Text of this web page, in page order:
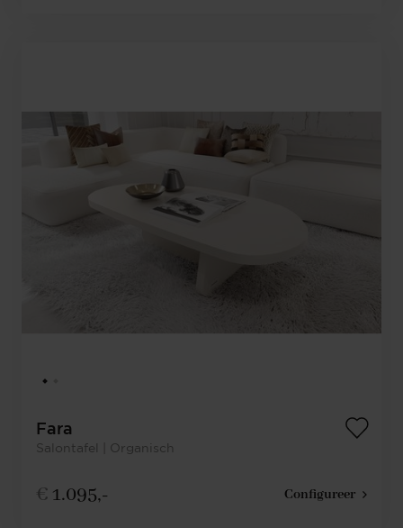
Fara
Salontafel | Organisch
€ 1.095,- Configureer